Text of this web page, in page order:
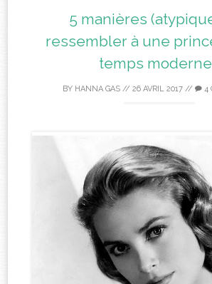
5 manières
ressembler à une
temps
BY HANNA GAS// 26 AVRIL 2017// 4